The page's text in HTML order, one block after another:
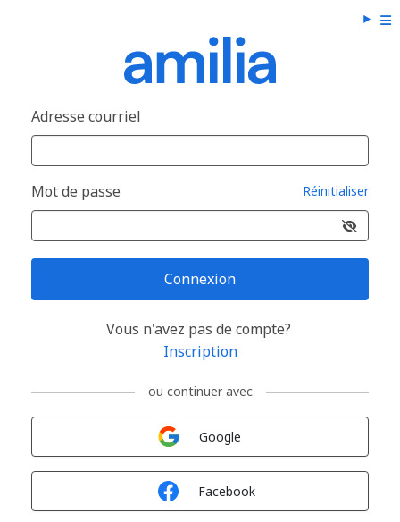
Adresse courriel
Mot de passe Réinitialiser
Connexion
Vous n'avez pas de compte?
Inscription
ou continuer avec
Google
Facebook